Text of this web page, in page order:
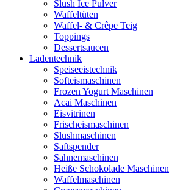
Slush Ice Pulver
Waffeltüten
Waffel- & Crêpe Teig
Toppings
Dessertsaucen
Ladentechnik
Speiseeistechnik
Softeismaschinen
Frozen Yogurt Maschinen
Acai Maschinen
Eisvitrinen
Frischeismaschinen
Slushmaschinen
Saftspender
Sahnemaschinen
Heiße Schokolade Maschinen
Waffelmaschinen